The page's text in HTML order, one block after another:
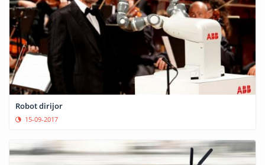
Robot dirijor
15-09-2017